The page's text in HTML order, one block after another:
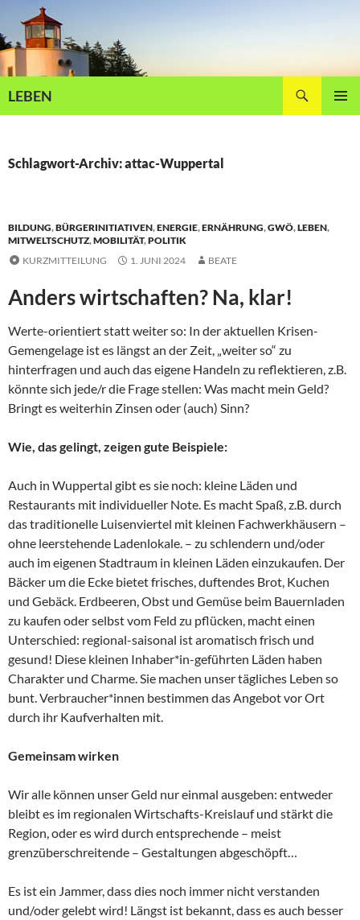
Inhalt
springen
LEBEN
Schlagwort-Archiv: attac-Wuppertal
BILDUNG,BÜRGERINITIATIVEN,ENERGIE,ERNÄHRUNG,GWÖ,LEBEN,
MITWELTSCHUTZ,MOBILITÄT,POLITIK
KURZMITTEILUNG
1. JUNI 2024 BEATE
Anders wirtschaften? Na, klar!
Werte-orientiert statt weiter so: In der aktuellen Krisen-
Gemengelage ist es längst an der Zeit, „weiter so“ zu
hinterfragen und auch das eigene Handeln zu reflektieren, z.B.
könnte sich jede/r die Frage stellen: Was macht mein Geld?
Bringt es weiterhin Zinsen oder (auch) Sinn?
Wie, das gelingt, zeigen gute Beispiele:
Auch in Wuppertal gibt es sie noch: kleine Läden und
Restaurants mit individueller Note. Es macht Spaß, z.B. durch
das traditionelle Luisenviertel mit kleinen Fachwerkhäusern –
ohne leerstehende Ladenlokale. – zu schlendern und/oder
auch im eigenen Stadtraum in kleinen Läden einzukaufen. Der
Bäcker um die Ecke bietet frisches, duftendes Brot, Kuchen
und Gebäck. Erdbeeren, Obst und Gemüse beim Bauernladen
zu kaufen oder selbst vom Feld zu pflücken, macht einen
Unterschied: regional-saisonal ist aromatisch frisch und
gesund! Diese kleinen Inhaber*in-geführten Läden haben
Charakter und Charme. Sie machen unser tägliches Leben so
bunt. Verbraucher*innen bestimmen das Angebot vor Ort
durch ihr Kaufverhalten mit.
Gemeinsam wirken
Wir alle können unser Geld nur einmal ausgeben: entweder
bleibt es im regionalen Wirtschafts-Kreislauf und stärkt die
Region, oder es wird durch entsprechende – meist
grenzüberschreitende – Gestaltungen abgeschöpft…
Es ist ein Jammer, dass dies noch immer nicht verstanden
und/oder gelebt wird! Längst ist bekannt, dass es auch besser